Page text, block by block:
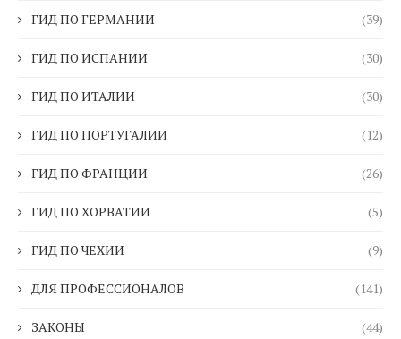
ГИД ПО ГЕРМАНИИ (39)
ГИД ПО ИСПАНИИ (30)
ГИД ПО ИТАЛИИ (30)
ГИД ПО ПОРТУГАЛИИ (12)
ГИД ПО ФРАНЦИИ (26)
ГИД ПО ХОРВАТИИ (5)
ГИД ПО ЧЕХИИ (9)
ДЛЯ ПРОФЕССИОНАЛОВ (141)
ЗАКОНЫ (44)